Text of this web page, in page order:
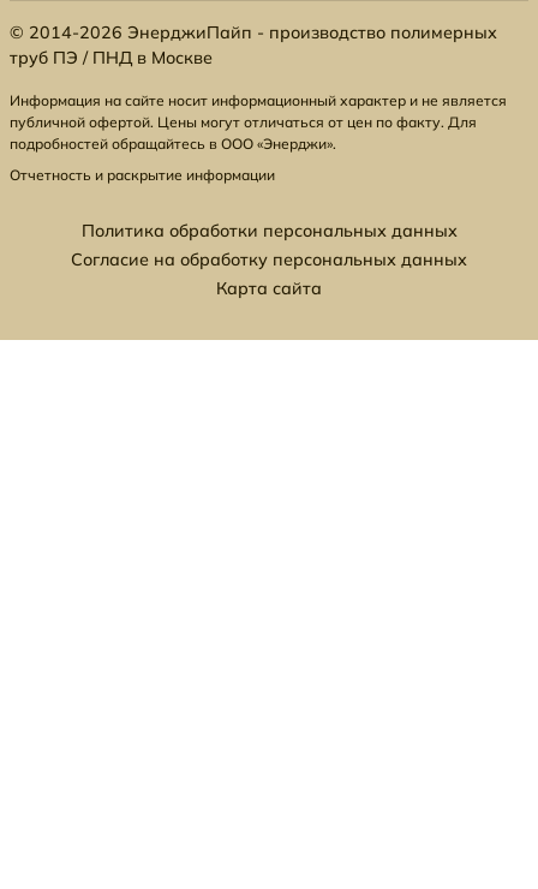
© 2014-2026 ЭнерджиПайп - производство полимерных
труб ПЭ / ПНД в Москве
Информация на сайте носит информационный характер и не является
публичной офертой. Цены могут отличаться от цен по факту. Для
подробностей обращайтесь в ООО «Энерджи».
Отчетность и раскрытие информации
Политика обработки персональных данных
Согласие на обработку персональных данных
Карта сайта